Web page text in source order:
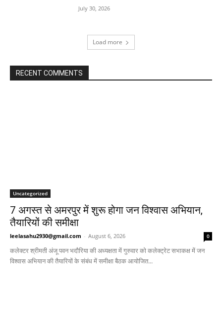
July 30, 2026
Load more
RECENT COMMENTS
Uncategorized
7 अगस्त से अमरपुर में शुरू होगा जन विश्वास अभियान,
तैयारियों की समीक्षा
leelasahu2930@gmail.com - August 6, 2026 0
कलेक्टर श्रीमती अंजू पवन भदौरिया की अध्यक्षता में गुरुवार को कलेक्ट्रेट सभाकक्ष में जन
विश्वास अभियान की तैयारियों के संबंध में समीक्षा बैठक आयोजित...